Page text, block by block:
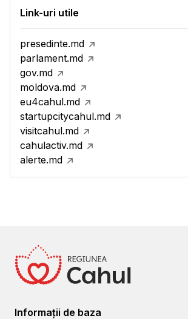
Link-uri utile
presedinte.md
parlament.md
gov.md
moldova.md
eu4cahul.md
startupcitycahul.md
visitcahul.md
cahulactiv.md
alerte.md
Informații de baza